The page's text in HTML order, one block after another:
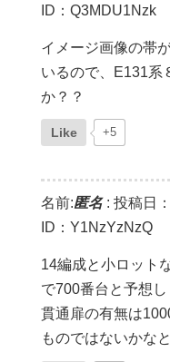
ID：Q3MDU1Nzk
イメージ画像の帯
いるので、E131系
か？？
Like +5
名前:匿名: 投稿日
ID：Y1NzYzNzQ
14編成と小ロット
で700番台と予想し
貫通扉の有無は
ものではないかなと